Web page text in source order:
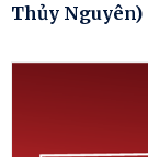
Thủy Nguyên)